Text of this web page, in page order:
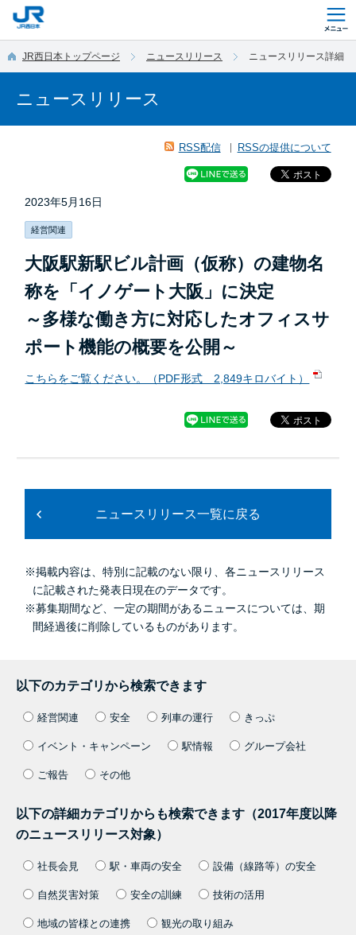
JR西日本トップページ ニュースリリース ニュースリリース詳細
ニュースリリース
RSS配信 RSSの提供について
2023年5月16日
経営関連
大阪駅新駅ビル計画（仮称）の建物名
称を「イノゲート大阪」に決定
～多様な働き方に対応したオフィスサ
ポート機能の概要を公開～
こちらをご覧ください。（PDF形式 2,849キロバイト）
ニュースリリース一覧に戻る
※掲載内容は、特別に記載のない限り、各ニュースリリース
に記載された発表日現在のデータです。
※募集期間など、一定の期間があるニュースについては、期
間経過後に削除しているものがあります。
以下のカテゴリから検索できます
経営関連 安全 列車の運行 きっぷ
イベント・キャンペーン 駅情報 グループ会社
ご報告 その他
以下の詳細カテゴリからも検索できます（2017年度以降
のニュースリリース対象）
社長会見 駅・車両の安全 設備（線路等）の安全
自然災害対策 安全の訓練 技術の活用
地域の皆様との連携 観光の取り組み